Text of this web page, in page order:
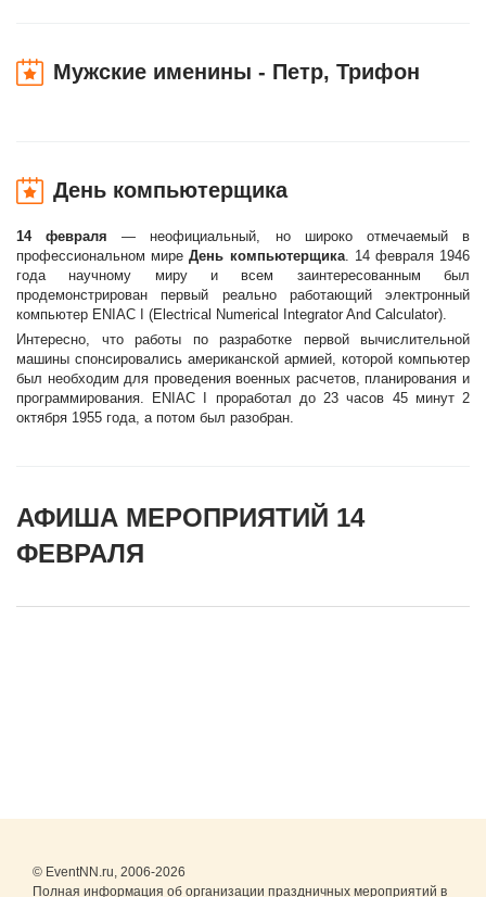
Мужские именины - Петр, Трифон
День компьютерщика
14 февраля — неофициальный, но широко отмечаемый в
профессиональном миреДень компьютерщика. 14 февраля 1946
года научному миру и всем заинтересованным был
продемонстрирован первый реально работающий электронный
компьютер ENIAC I (Electrical Numerical Integrator And Calculator).
Интересно, что работы по разработке первой вычислительной
машины спонсировались американской армией, которой компьютер
был необходим для проведения военных расчетов, планирования и
программирования. ENIAC I проработал до 23 часов 45 минут 2
октября 1955 года, а потом был разобран.
АФИША МЕРОПРИЯТИЙ 14
ФЕВРАЛЯ
© EventNN.ru, 2006-2026
Полная информация об организации праздничных мероприятий в